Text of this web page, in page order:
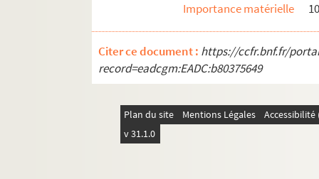
Rue de Sèze
Rue Taitbout
Avenue Trudaine
Rue de la Victoire
10e arrondissement
Importance matérielle
Citer ce document : https://ccfr.bnf.fr/
record=eadcgm:EADC:b80375649
Plan du site Mentions Légales
v 31.1.0